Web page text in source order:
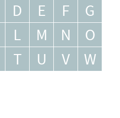
D E F
G
L M N
O
T U V
W